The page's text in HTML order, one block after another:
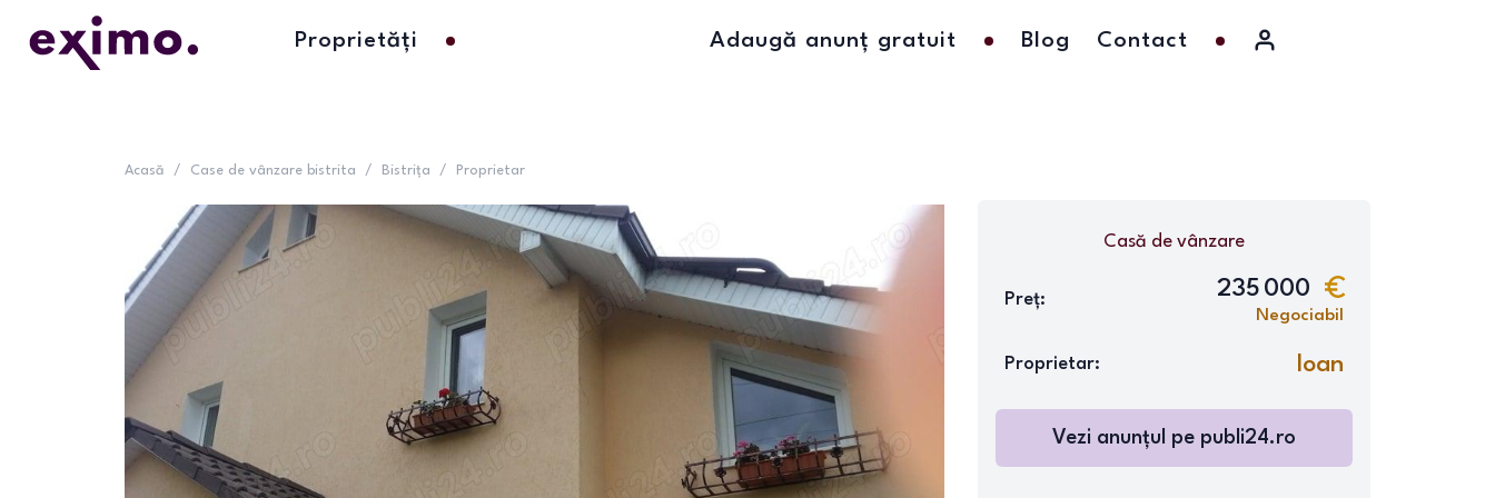
Proprietăți Adaugă anunț gratuit Blog Contact
Acasă / Case de vânzare bistrita / Bistrița / Proprietar
Casă de vânzare
Preț: 235 000
Negociabil
Proprietar: Ioan
Vezi anunțul pe publi24.ro